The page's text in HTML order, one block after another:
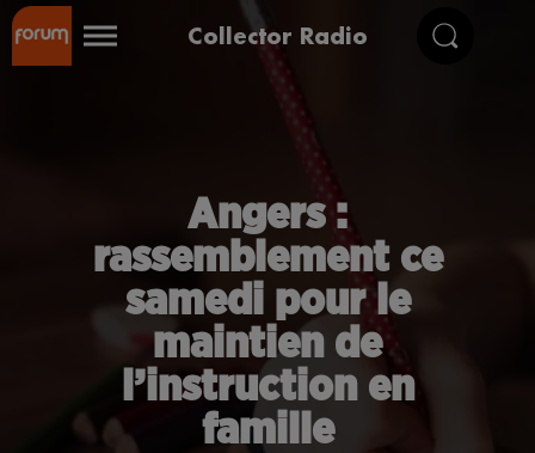
Collector Radio
Angers :
rassemblement ce
samedi pour le
maintien de
l’instruction en
famille